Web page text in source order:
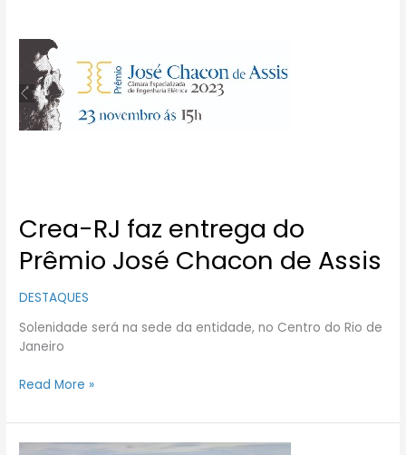
Crea-RJ faz entrega do
Prêmio José Chacon de Assis
DESTAQUES
Solenidade será na sede da entidade, no Centro do Rio de
Janeiro
RJ
faz
entrega
do
Prêmio
José Chacon de
Read More »